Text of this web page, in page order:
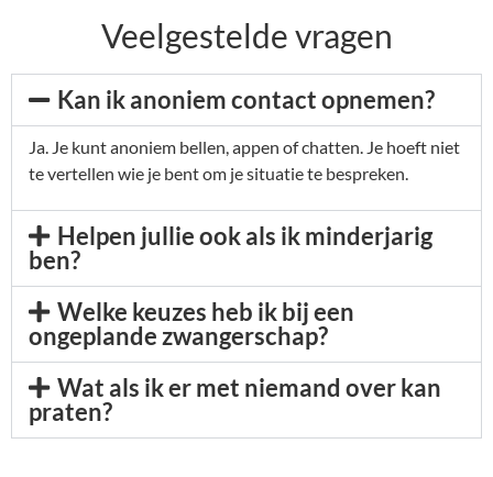
Veelgestelde vragen
Kan ik anoniem contact opnemen?
Ja. Je kunt anoniem bellen, appen of chatten. Je hoeft niet
te vertellen wie je bent om je situatie te bespreken.
Helpen jullie ook als ik minderjarig
ben?
Welke keuzes heb ik bij een
ongeplande zwangerschap?
Wat als ik er met niemand over kan
praten?